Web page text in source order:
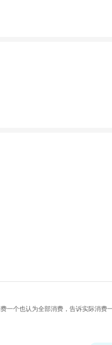
一个也认为全部消费，告诉实际消费